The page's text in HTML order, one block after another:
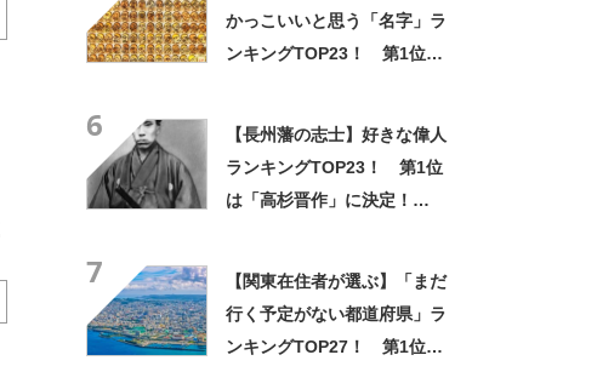
かっこいいと思う「名字」ラ
ンキングTOP23！ 第1位は
6
【長州藩の志士】好きな偉人
ランキングTOP23！ 第1位
は「高杉晋作」に決定！
7
【関東在住者が選ぶ】「まだ
行く予定がない都道府県」ラ
ンキングTOP27！ 第1位は